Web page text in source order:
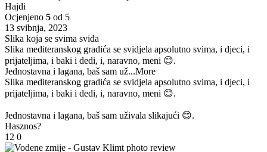
Hajdi
Ocjenjeno 5 od 5
13 svibnja, 2023
Slika koja se svima sviđa
Slika mediteranskog gradića se svidjela apsolutno svima, i djeci, i
prijateljima, i baki i dedi, i, naravno, meni 😊.
Jednostavna i lagana, baš sam už...More
Slika mediteranskog gradića se svidjela apsolutno svima, i djeci, i
prijateljima, i baki i dedi, i, naravno, meni 😊.
Jednostavna i lagana, baš sam uživala slikajući 😊.
Hasznos?
12 0